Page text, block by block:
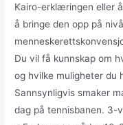
Kairo-erklæringen eller
å bringe den opp på
Du vil få kunnskap om
og hvilke muligheter du
Sannsynligvis smaker
dag på tennisbanen. 3-